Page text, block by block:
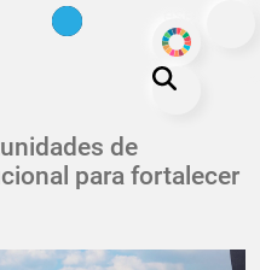
al contenido principal
ODS
de
para fortalecer